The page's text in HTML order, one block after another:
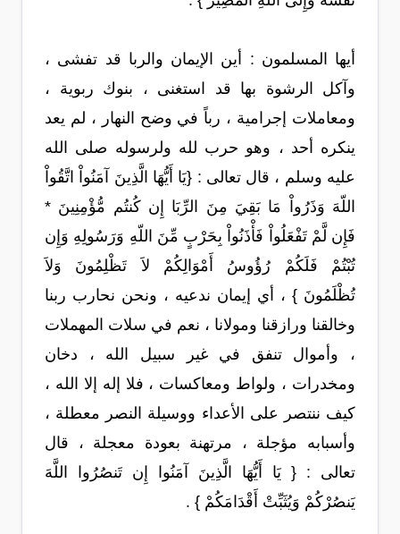
أيها المسلمون : أين الإيمان والربا قد تفشى ،
وآكل الرشوة بها قد استغنى ، بنوك ربوية ،
ومعاملات إجرامية ، رباً في وضح النهار ، لم يعد
ينكره أحد ، وهو حرب لله ولرسوله صلى الله
عليه وسلم ، قال تعالى : {يَا أَيُّهَا الَّذِينَ آمَنُواْ اتَّقُواْ
اللّهَ وَذَرُواْ مَا بَقِيَ مِنَ الرِّبَا إِن كُنتُم مُّؤْمِنِينَ *
فَإِن لَّمْ تَفْعَلُواْ فَأْذَنُواْ بِحَرْبٍ مِّنَ اللّهِ وَرَسُولِهِ وَإِن
تُبْتُمْ فَلَكُمْ رُؤُوسُ أَمْوَالِكُمْ لاَ تَظْلِمُونَ وَلاَ
تُظْلَمُونَ } ، أي إيمان ندعيه ، ونحن نحارب ربنا
وخالقنا ورازقنا ومولانا ، نعم في سلات المهملات
، وأموال تنفق في غير سبيل الله ، دخان
ومخدرات ، ولواط ومعاكسات ، فلا إله إلا الله ،
كيف ننتصر على الأعداء ووسيلة النصر معطلة ،
وأسبابه مؤجلة ، مرتهنة بعودة معجلة ، قال
تعالى : { يَا أَيُّهَا الَّذِينَ آمَنُوا إِن تَنصُرُوا اللَّهَ
يَنصُرْكُمْ وَيُثَبِّتْ أَقْدَامَكُمْ } .